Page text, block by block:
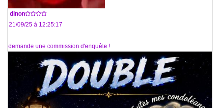
dinon
Le 21/09/25 à 12:25:17
Je demande une commission d'enquête !